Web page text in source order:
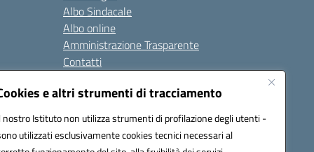
e altri strumenti di tracciamento
nostro Istituto non utilizza strumenti di profilazione degli utenti -
utilizzati esclusivamente cookies tecnici necessari al
Albo Sindacale
Albo online
Amministrazione Trasparente
Contatti